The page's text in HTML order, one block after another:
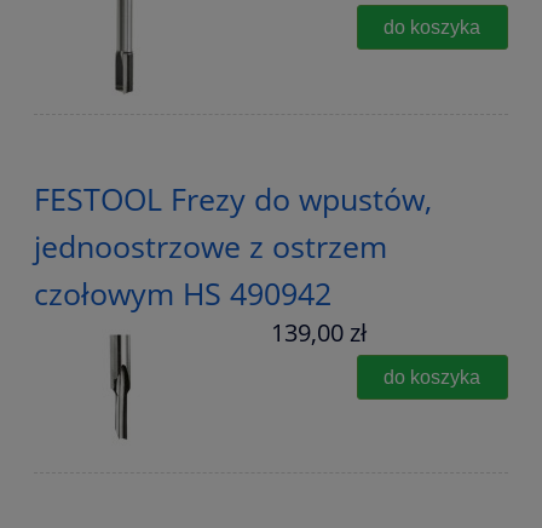
do koszyka
FESTOOL Frezy do wpustów,
jednoostrzowe z ostrzem
czołowym HS 490942
139,00 zł
do koszyka